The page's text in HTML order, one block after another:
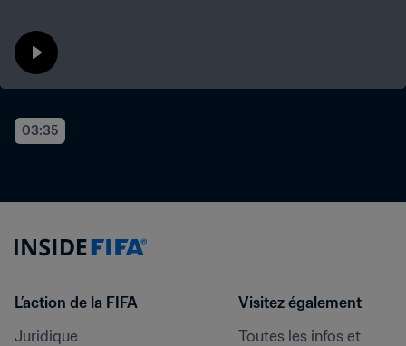
03:35
L’action de la FIFA
Juridique
Visitez également
Toutes les infos et